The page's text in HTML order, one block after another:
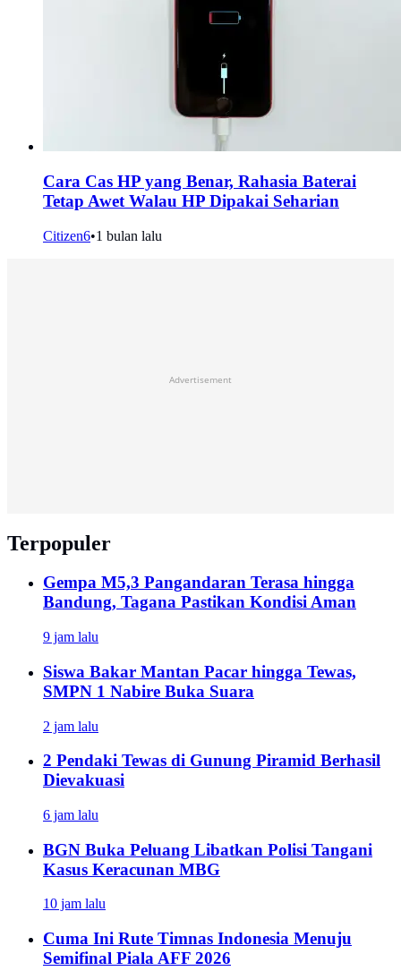
Cara Cas HP yang Benar, Rahasia Baterai
Tetap Awet Walau HP Dipakai Seharian
Citizen6•1 bulan lalu
Advertisement
Terpopuler
Gempa M5,3 Pangandaran Terasa hingga
Bandung, Tagana Pastikan Kondisi Aman
9 jam lalu
Siswa Bakar Mantan Pacar hingga Tewas,
SMPN 1 Nabire Buka Suara
2 jam lalu
2 Pendaki Tewas di Gunung Piramid Berhasil
Dievakuasi
6 jam lalu
BGN Buka Peluang Libatkan Polisi Tangani
Kasus Keracunan MBG
10 jam lalu
Cuma Ini Rute Timnas Indonesia Menuju
Semifinal Piala AFF 2026